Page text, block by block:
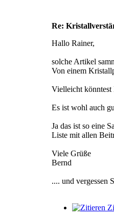
Re:
Hallo Rainer,
solche Artikel
Von einem
Vielleicht
Es ist wohl auch
Ja das ist so eine
Liste mit allen
Viele Grüße
Bernd
.... und vergessen